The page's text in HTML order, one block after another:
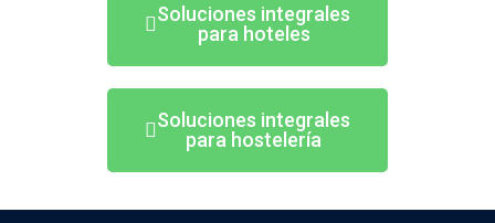
Soluciones integrales
para hoteles
Soluciones integrales
para hostelería